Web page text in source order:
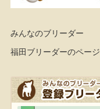
みんなのブリーダー
福田ブリーダーのページ